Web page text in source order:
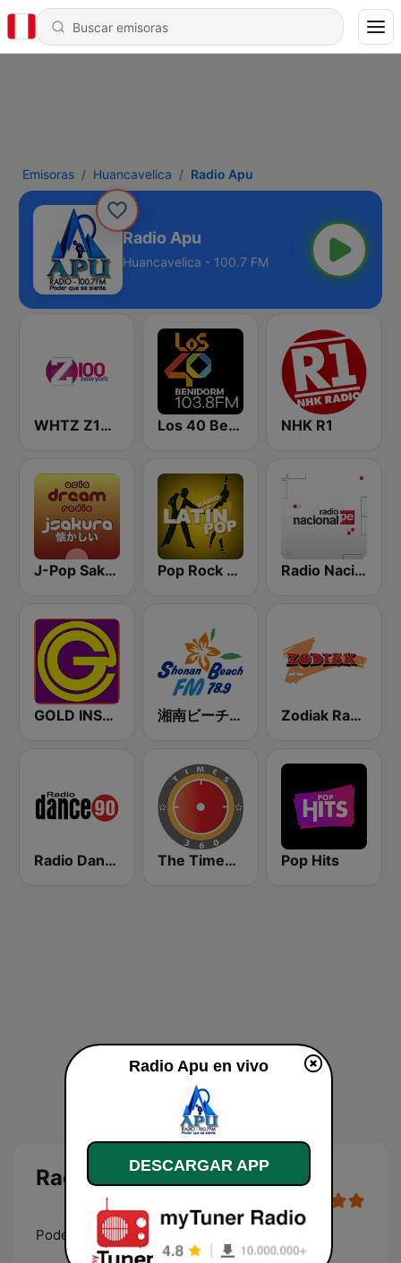
Emisoras Huancavelica Radio Apu
Radio Apu
Huancavelica - 100.7 FM
WHTZ Z100 New York Los 40 Benidorm NHK R1
J-Pop Sakura 懐かしい Pop Rock Perú Radio Nacional
GOLD INSTRUMENTAL 湘南ビーチFM (Shonan Beach FM) Zodiak Radio
Radio Dance 90 The Times 360 Malawi Pop Hits
Radio Apu
Poder que se siente
Radio Apu en vivo
DESCARGAR APP